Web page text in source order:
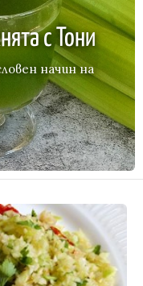
с Тони
начин на